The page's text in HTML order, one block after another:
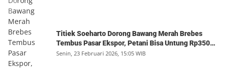
Titiek Soeharto Dorong Bawang Merah Brebes
Tembus Pasar Ekspor, Petani Bisa Untung Rp350
Juta per Hektare
Senin, 23 Februari 2026, 15:05 WIB